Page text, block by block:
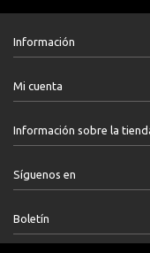
Información
Mi cuenta
Información sobre la
Síguenos en
Boletín